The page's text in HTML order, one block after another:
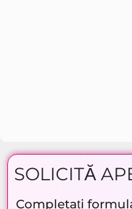
SOLICITĂ
Completați